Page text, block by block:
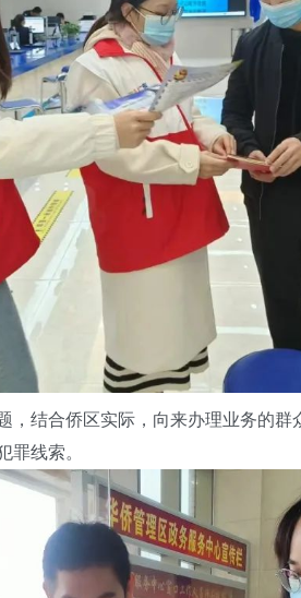
结合侨区实际，向来办理业务的群
罪线索。